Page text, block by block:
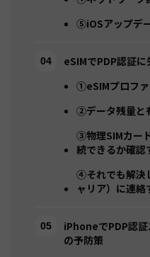
⑤iOSアップデ
eSIMでPDP認証
①eSIMプロファ
②データ残量と
③物理SIMカー
続できるか確認
④それでも解決
ャリア）に連絡
iPhoneでPDP認
の予防策